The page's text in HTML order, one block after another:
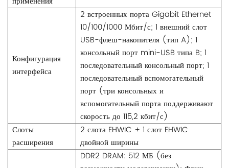
Конфигурация
интерфейса
2 встроенных порта Gigabit Ethernet
10/100/1000 Мбит/с; 1 внешний слот
USB-флеш-накопителя (тип A); 1
консольный порт mini-USB типа B; 1
последовательный консольный порт; 1
последовательный вспомогательный
порт (три консольных и
вспомогательный порта поддерживают
скорость до 115,2 кбит/с)
Слоты
расширения
2 слота EHWIC + 1 слот EHWIC
двойной ширины
DDR2 DRAM: 512 МБ (без